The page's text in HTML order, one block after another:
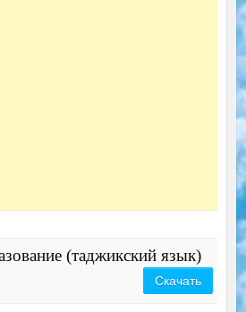
(таджикский язык)
Скачать